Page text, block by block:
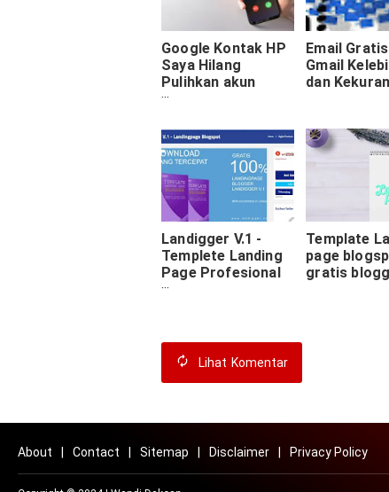
Google Kontak HP
Saya Hilang
Pulihkan akun
untuk
Email
Gmail
dan
Landigger V.1 -
Templete Landing
Page Profesional
Gratis
Template
page
gratis
Lihat Komentar
About Contact Sitemap Disclaimer Privacy Policy